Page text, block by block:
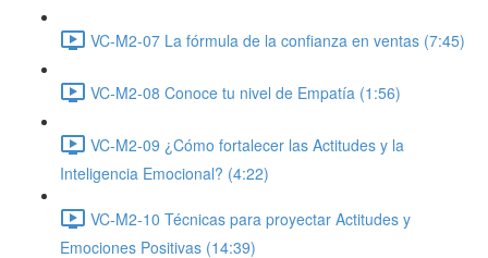
VC-M2-07 La fórmula de la confianza en ventas (7:45)
VC-M2-08 Conoce tu nivel de Empatía (1:56)
VC-M2-09 ¿Cómo fortalecer las Actitudes y la
Inteligencia Emocional? (4:22)
VC-M2-10 Técnicas para proyectar Actitudes y
Emociones Positivas (14:39)